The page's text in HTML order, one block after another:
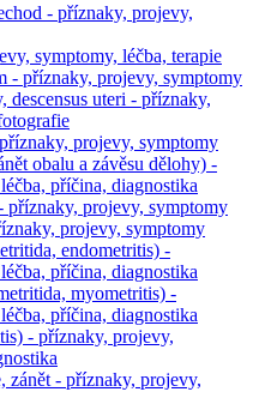
- příznaky, projevy,
symptomy, léčba, terapie
- příznaky, projevy, symptomy
descensus uteri - příznaky,
projevy, symptomy
obalu a závěsu dělohy) -
příčina, diagnostika
příznaky, projevy, symptomy
projevy, symptomy
endometritis) -
příčina, diagnostika
myometritis) -
příčina, diagnostika
- příznaky, projevy,
- příznaky, projevy,